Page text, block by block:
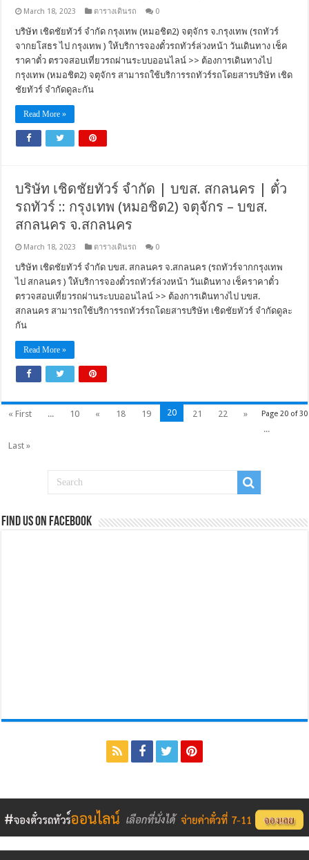
March 18, 2023 ตารางเดินรถ 0
บริษัท เชิดชัยทัวร์ จำกัด กรุงเทพ (หมอชิต2) จตุจักร จ.กรุงเทพ (รถทัวร์
จากยโสธร ไป กรุงเทพ ) ให้บริการจองตั๋วรถทัวร์ล่วงหน้า วันเดินทาง เช็ค
ราคาตั๋ว ตรวจสอบเที่ยวรถผ่านระบบออนไลน์ >> ต้องการเดินทางไป
กรุงเทพ (หมอชิต2) จตุจักร สามารถใช้บริการรถทัวร์รถโดยสารบริษัท เชิด
ชัยทัวร์ จำกัดดูละกัน
Read More »
บริษัท เชิดชัยทัวร์ จำกัด | บขส. สกลนคร | ตั๋ว
รถทัวร์ :: กรุงเทพ (หมอชิต2) จตุจักร – บขส.
สกลนคร จ.สกลนคร
March 18, 2023 ตารางเดินรถ 0
บริษัท เชิดชัยทัวร์ จำกัด บขส. สกลนคร จ.สกลนคร (รถทัวร์จากกรุงเทพ
ไป สกลนคร ) ให้บริการจองตั๋วรถทัวร์ล่วงหน้า วันเดินทาง เช็คราคาตั๋ว
ตรวจสอบเที่ยวรถผ่านระบบออนไลน์ >> ต้องการเดินทางไป บขส.
สกลนคร สามารถใช้บริการรถทัวร์รถโดยสารบริษัท เชิดชัยทัวร์ จำกัดดูละ
กัน
Read More »
Page 20 of 30
« First ... 10 « 18 19 20 21 22
»
...
Last »
Find us on Facebook